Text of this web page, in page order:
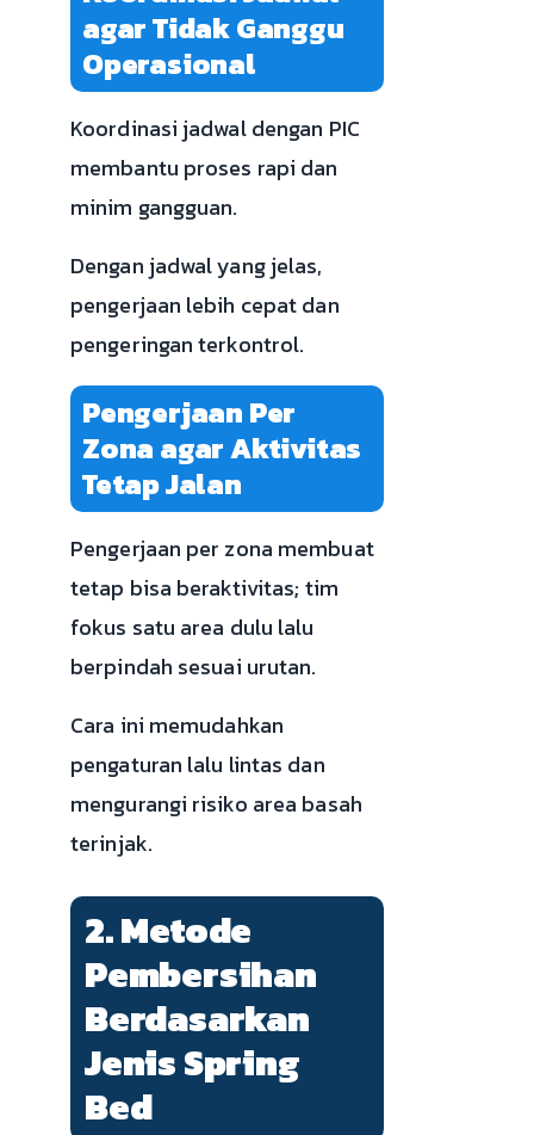
agar Tidak Ganggu
Operasional
Koordinasi jadwal dengan PIC
membantu proses rapi dan
minim gangguan.
Dengan jadwal yang jelas,
pengerjaan lebih cepat dan
pengeringan terkontrol.
Pengerjaan Per
Zona agar Aktivitas
Tetap Jalan
Pengerjaan per zona membuat
tetap bisa beraktivitas; tim
fokus satu area dulu lalu
berpindah sesuai urutan.
Cara ini memudahkan
pengaturan lalu lintas dan
mengurangi risiko area basah
terinjak.
2. Metode
Pembersihan
Berdasarkan
Jenis Spring
Bed